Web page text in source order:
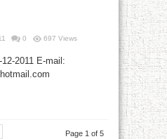
0 697 Views
2011 E-mail:
Page 1 of 5